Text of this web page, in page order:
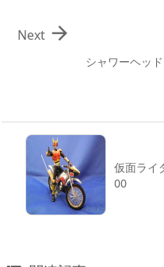
シャワーヘッ

Next
仮面ライ
00